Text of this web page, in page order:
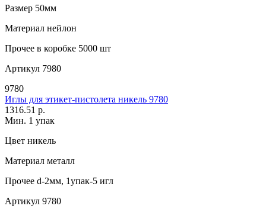
Размер 50мм
Материал нейлон
Прочее в коробке 5000 шт
Артикул 7980
9780
Иглы для этикет-пистолета никель 9780
1316.51 р.
Мин. 1 упак
Цвет никель
Материал металл
Прочее d-2мм, 1упак-5 игл
Артикул 9780